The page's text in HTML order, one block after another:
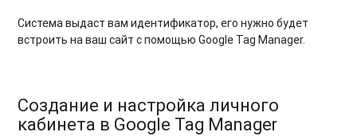
Система выдаст вам идентификатор, его нужно будет
встроить на ваш сайт с помощью Google Tag Manager.
Создание и настройка личного
кабинета в Google Tag Manager